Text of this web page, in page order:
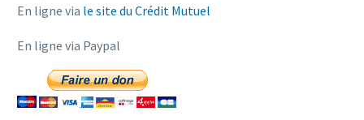
En ligne via le site du Crédit Mutuel
En ligne via Paypal